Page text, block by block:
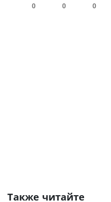
0 0 0
Также читайте